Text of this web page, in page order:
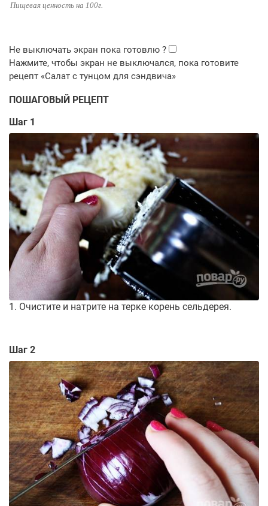
Пищевая ценность на 100г.
ПОШАГОВЫЙ РЕЦЕПТ
Шаг 1
1. Очистите и натрите на терке корень сельдерея.
Шаг 2